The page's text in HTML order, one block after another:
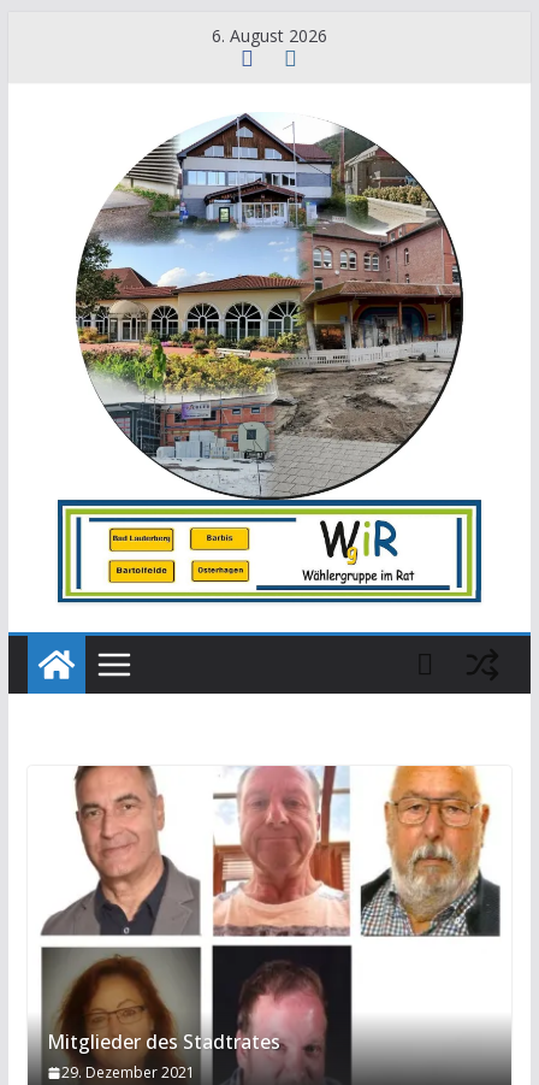
6. August 2026
Mitglieder des Stadtrates
29. Dezember 2021